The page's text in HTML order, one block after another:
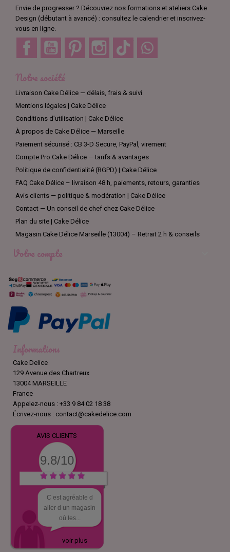
Envie de progresser ? Découvrez nos formations et ateliers Cake
Design (débutant à avancé) : consultez le calendrier et inscrivez-
vous en ligne.
Facebook YouTube Pinterest Instagram TikTok
Notre société
Livraison Cake Délice — délais, frais & suivi
Mentions légales | Cake Délice
Conditions d’utilisation | Cake Délice
À propos de Cake Délice — Marseille
Paiement sécurisé : CB 3-D Secure, PayPal, virement
Compte Pro Cake Délice — tarifs & avantages
Politique de confidentialité (RGPD) | Cake Délice
FAQ Cake Délice – livraison 48 h, paiements, retours, garanties
Avis clients — politique & modération | Cake Délice
Contact — Un conseil de chef chez Cake Délice
Plan du site | Cake Délice
Magasin Cake Délice Marseille (13004) – Retrait 2 h & conseils
Votre compte
Informations
Cake Delice
129 Avenue des Chartreux
13004 MARSEILLE
France
Appelez-nous : +33 9 84 02 18 38
Écrivez-nous : contact@cakedelice.com
AVIS CLIENTS
9.8/10
C est agréable d
aller d un magasin
où les...
voir plus